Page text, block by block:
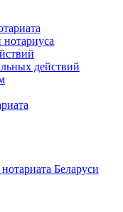
действий
Беларуси